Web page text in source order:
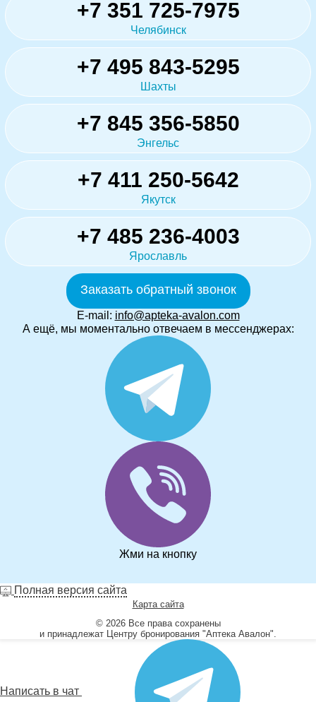
+7 351 725-7975
Челябинск
+7 495 843-5295
Шахты
+7 845 356-5850
Энгельс
+7 411 250-5642
Якутск
+7 485 236-4003
Ярославль
Заказать обратный звонок
E-mail: info@apteka-avalon.com
А ещё, мы моментально отвечаем в мессенджерах:
Жми на кнопку
Полная версия сайта
Карта сайта
© 2026 Все права сохранены
и принадлежат Центру бронирования "Аптека Авалон".
Написать в чат